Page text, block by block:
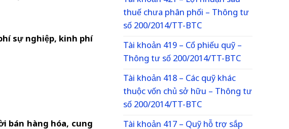
sự nghiệp, kinh phí
bán hàng hóa, cung
thuế chưa phân phối – Thông tư
số 200/2014/TT-BTC
Tài khoản 419 – Cổ phiếu quỹ –
Thông tư số 200/2014/TT-BTC
Tài khoản 418 – Các quỹ khác
thuộc vốn chủ sở hữu – Thông tư
số 200/2014/TT-BTC
Tài khoản 417 – Quỹ hỗ trợ sắp